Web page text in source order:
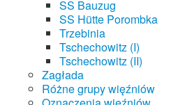
SS Bauzug
SS Hütte Porombka
Trzebinia
Tschechowitz (I)
Tschechowitz (II)
Zagłada
Różne grupy więźniów